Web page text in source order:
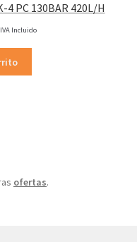
4 PC 130BAR 420L/H
IVA Incluido
ofertas.